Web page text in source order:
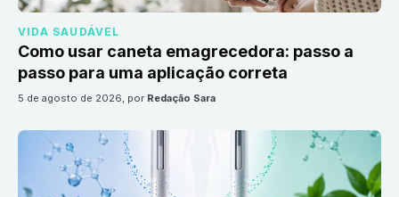
VIDA SAUDÁVEL
Como usar caneta emagrecedora: passo a
passo para uma aplicação correta
5 de agosto de 2026, por Redação Sara